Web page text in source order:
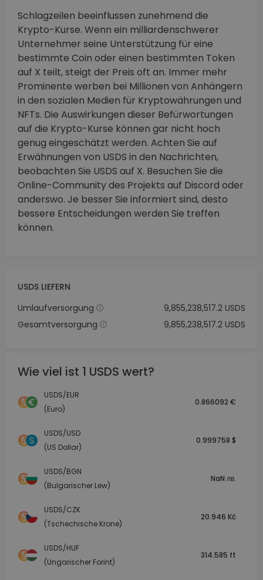
Schlagzeilen beeinflussen zunehmend die
Krypto-Kurse. Wenn ein milliardenschwerer
Unternehmer seine Unterstützung für eine
bestimmte Coin oder einen bestimmten Token
auf X teilt, steigt der Preis oft an. Immer mehr
Prominente werben bei Millionen von Anhängern
in den sozialen Medien für Kryptowährungen und
NFTs. Die Auswirkungen dieser Befürwortungen
auf die Krypto-Kurse können gar nicht hoch
genug eingeschätzt werden. Achten Sie auf
Erwähnungen von USDS in den Nachrichten,
beobachten Sie USDS auf X. Besuchen Sie die
Online-Community des Projekts auf Discord oder
anderswo. Je besser Sie informiert sind, desto
bessere Entscheidungen werden Sie treffen
können.
USDS LIEFERN
Umlaufversorgung
9,855,238,517.2 USDS
Gesamtversorgung
9,855,238,517.2 USDS
Wie viel ist 1 USDS wert?
USDS/EUR
(Euro)
0.866092 €
USDS/USD
(US Dollar)
0.999758 $
USDS/BGN
(Bulgarischer Lew)
NaN лв.
USDS/CZK
(Tschechische Krone)
20.946 Kč
USDS/HUF
(Ungarischer Forint)
314.585 ft